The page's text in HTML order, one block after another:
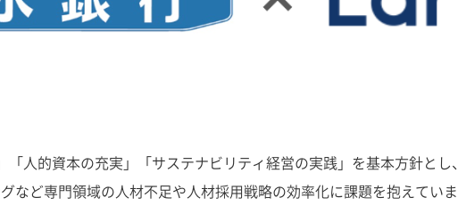
人的資本の充実」「サステナビリティ経営の実践」を基本方針と
など専門領域の人材不足や人材採用戦略の効率化に課題を抱えてい